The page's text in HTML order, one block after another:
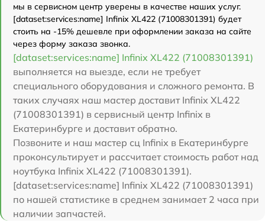
мы в сервисном центр уверены в качестве наших услуг.
[dataset:services:name] Infinix XL422 (71008301391) будет
стоить на -15% дешевле при оформлении заказа на сайте
через форму заказа звонка.
[dataset:services:name] Infinix XL422 (71008301391)
выполняется на выезде, если не требует
специального оборудования и сложного ремонта. В
таких случаях наш мастер доставит Infinix XL422
(71008301391) в сервисный центр Infinix в
Екатеринбурге и доставит обратно.
Позвоните и наш мастер сц Infinix в Екатеринбурге
проконсультирует и рассчитает стоимость работ над
ноутбука Infinix XL422 (71008301391).
[dataset:services:name] Infinix XL422 (71008301391)
по нашей статистике в среднем занимает 2 часа при
наличии запчастей.